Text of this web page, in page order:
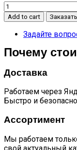
Вкладыш
шатунный
нижний(3
class)
K
Add to cart Заказать
Задайте
Почему
Доставка
Работаем через
Быстро и
Ассортимент
Мы работаем
свой актуальный